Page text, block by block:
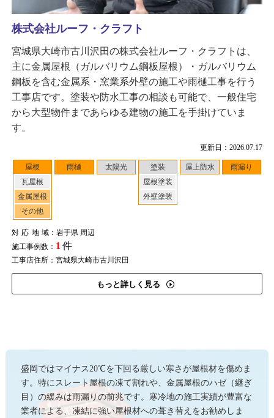
更新日：2026.07.17
屋根
瓦屋根
金属屋根
その他
雨樋 太陽光
塗装
屋根塗装
外壁塗装
屋上防水 雨漏り
対応地域：岩手県 周辺
施工事例数： 1 件
工事店住所：宮城県大崎市古川沢田
もっと詳しく見る
株式会社ルーフ・クラフト
宮城県大崎市古川沢田の株式会社ルーフ・クラフトは、
主に金属屋根（ガルバリウム鋼板屋根）・ガルバリウム
鋼板を含む金属系・窯業系外壁の施工や雨樋工事を行う
工事店です。塗装や防水工事の相談も可能で、一般住宅
から大型物件まであらゆる建物の施工を手掛けていま
す。
盛岡ではマイナス20℃を下回る厳しい寒さが屋根材を傷めま
す。特にスレート屋根の凍て割れや、金属屋根のハゼ（継ぎ
目）の緩みは雨漏りの前兆です。寒冷地の施工実績が豊富な
業者による、凍結に強い屋根材への葺き替えをお勧めしま